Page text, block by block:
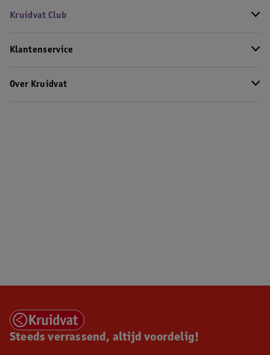
Kruidvat Club
Klantenservice
Over Kruidvat
Steeds verrassend, altijd voordelig!